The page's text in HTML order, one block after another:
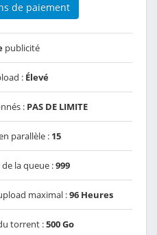
de paiement
publicité
: Élevé
: PAS DE LIMITE
parallèle : 15
la queue :999
maximal :96 Heures
torrent :500 Go